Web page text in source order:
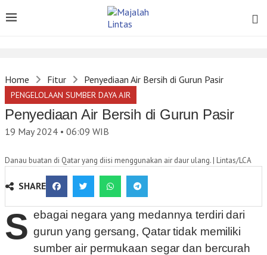
Home Fitur Penyediaan Air Bersih di Gurun Pasir
PENGELOLAAN SUMBER DAYA AIR
Penyediaan Air Bersih di Gurun Pasir
19 May 2024 • 06:09 WIB
Danau buatan di Qatar yang diisi menggunakan air daur ulang. | Lintas/LCA
SHARE
S ebagai negara yang medannya terdiri dari
gurun yang gersang, Qatar tidak memiliki
sumber air permukaan segar dan bercurah